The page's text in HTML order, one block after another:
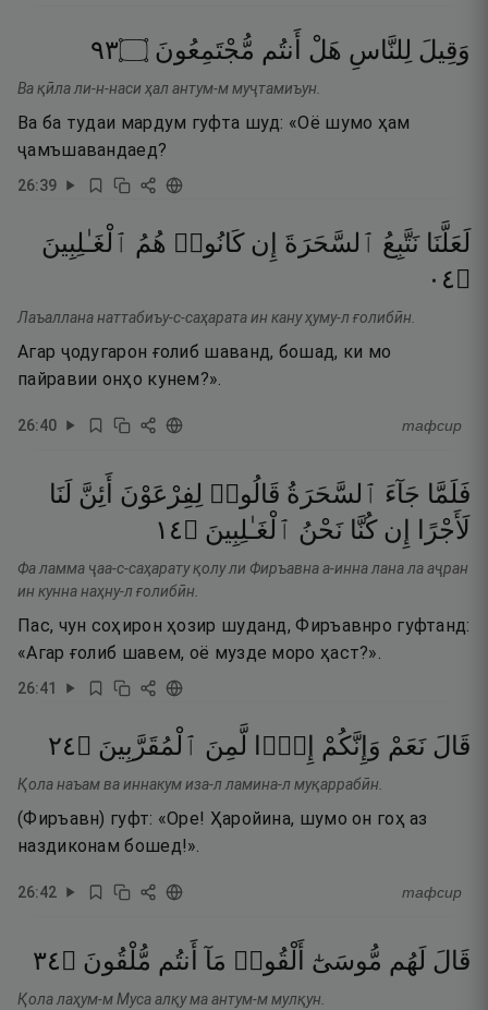
وَقِيلَ لِلنَّاسِ هَلْ أَنتُم مُّجْتَمِعُونَ ۝٣٩
Ва қӣла ли-н-наси ҳал антум-м муҷтамиъун.
Ва ба тудаи мардум гуфта шуд: «Оё шумо ҳам
ҷамъшавандаед?
26:39
لَعَلَّنَا نَتَّبِعُ ٱلسَّحَرَةَ إِن كَانُوا۟ هُمُ ٱلْغَـٰلِبِينَ
۝٤٠
Лаъаллана наттабиъу-с-саҳарата ин кану ҳуму-л ғолибӣн.
Агар ҷодугарон ғолиб шаванд, бошад, ки мо
пайравии онҳо кунем?».
26:40 тафсир
فَلَمَّا جَآءَ ٱلسَّحَرَةُ قَالُوا۟ لِفِرْعَوْنَ أَئِنَّ لَنَا
لَأَجْرًا
إِن كُنَّا نَحْنُ ٱلْغَـٰلِبِينَ ۝٤١
Фа ламма ҷаа-с-саҳарату қолу ли Фиръавна а-инна лана ла аҷран
ин кунна наҳну-л ғолибӣн.
Пас, чун соҳирон ҳозир шуданд, Фиръавнро гуфтанд:
«Агар ғолиб шавем, оё музде моро ҳаст?».
26:41
قَالَ نَعَمْ وَإِنَّكُمْ إِذًۭا لَّمِنَ ٱلْمُقَرَّبِينَ ۝٤٢
Қола наъам ва иннакум иза-л ламина-л муқаррабӣн.
(Фиръавн) гуфт: «Оре! Ҳаройина, шумо он гоҳ аз
наздиконам бошед!».
26:42 тафсир
قَالَ لَهُم مُّوسَىٰٓ أَلْقُوا۟ مَآ أَنتُم مُّلْقُونَ ۝٤٣
Қола лаҳум-м Муса алқу ма антум-м мулқун.